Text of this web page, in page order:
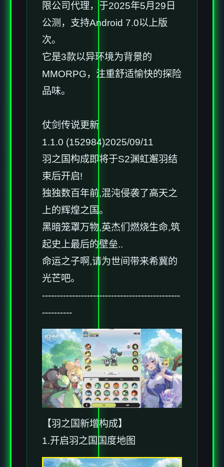
限公司代理，于2025年5月29日
公测，支持Android 7.0以上版
次。
它是3款以异环境为背景的
MMORPG，注重舒适愉快的探险
品味。
仗剑传说更新
1.1.0 (152984)2025/09/11
羽之国构成即将于S2渊虹邂羽结
束后开启!
独独数百年前,混沌侵袭了高天之
上的辉煌之国。
黑暗笼罩万物,英杰们燃烧生命,筑
起史上最后的壁垒..
命运之子啊,请为世间带来希冀的
光芒吧。
----------------------------------------------
----------
【羽之国新增构成】
1.开启羽之国国度地图